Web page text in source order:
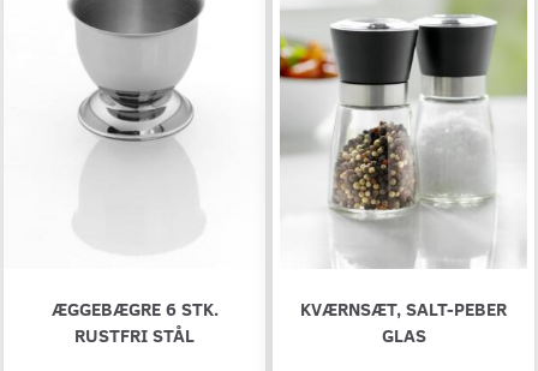
ÆGGEBÆGRE 6 STK.
RUSTFRI STÅL
KVÆRNSÆT, SALT-PEBER
GLAS